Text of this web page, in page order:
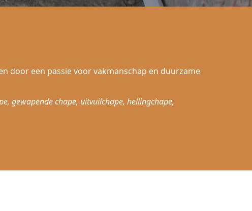
door een passie voor vakmanschap en duurzame
gewapende chape, uitvuilchape, hellingchape,